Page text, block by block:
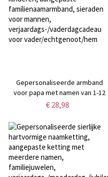
Gepersonaliseerde armband
voor papa met namen van 1-12
kinderen, aangepaste
voor mannen,
verjaardags-/vaderdagcadeau
voor vader/echtgenoot/hem
€ 28,98